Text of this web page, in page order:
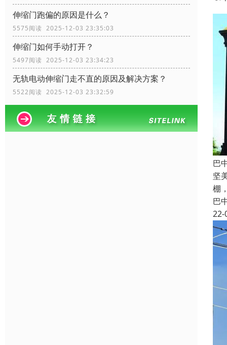
伸缩门跑偏的原因是什么？
5575阅读 2025-12-03 23:35:03
伸缩门如何手动打开？
5497阅读 2025-12-03 23:34:23
无轨电动伸缩门走不直的原因及解决方案？
5522阅读 2025-12-03 23:32:59
巴
坚
棚
巴
22-